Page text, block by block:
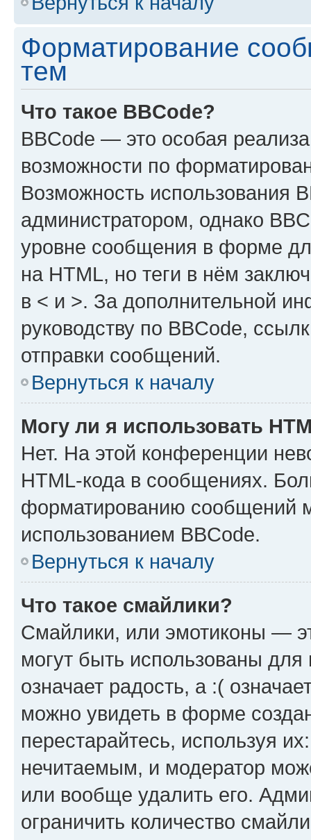
Форматирование
тем
Что такое BBCode?
BBCode — это особая
возможности по
Возможность использования
администратором, однако
уровне сообщения в форме
на HTML, но теги в нём
в < и >. За дополнительной
руководству по BBCode,
отправки сообщений.
Вернуться к началу
Могу ли я использовать
Нет. На этой конференции
HTML-кода в сообщениях.
форматированию сообщений
использованием BBCode.
Вернуться к началу
Что такое смайлики?
Смайлики, или эмотиконы —
могут быть использованы
означает радость, а :(
можно увидеть в форме
перестарайтесь, используя
нечитаемым, и модератор
или вообще удалить его.
ограничить количество